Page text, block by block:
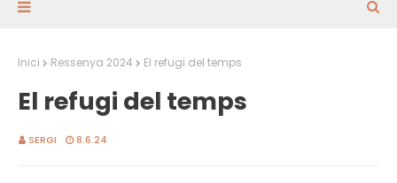
Inici Ressenya 2024 El refugi del temps
El refugi del temps
SERGI 8.6.24